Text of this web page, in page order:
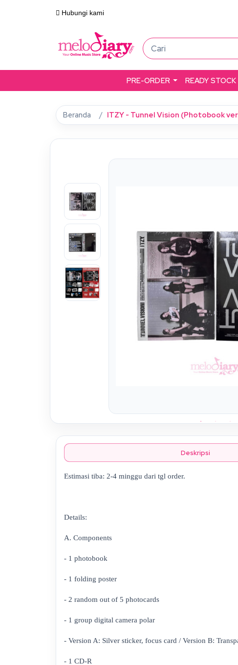
Hubungi kami
PRE-ORDER READY STOCK
Beranda ITZY - Tunnel Vision (Photobook
Deskripsi
Estimasi tiba: 2-4 minggu dari tgl order.
Details:
A. Components
- 1 photobook
- 1 folding poster
- 2 random out of 5 photocards
- 1 group digital camera polar
- Version A: Silver sticker, focus card / Version B:
- 1 CD-R